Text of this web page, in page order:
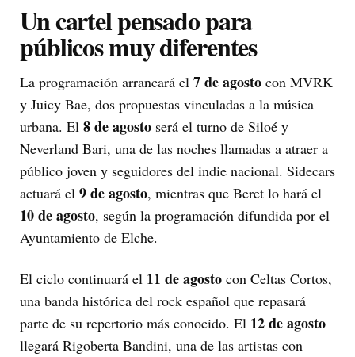
Un cartel pensado para
públicos muy diferentes
La programación arrancará el 7 de agosto con MVRK
y Juicy Bae, dos propuestas vinculadas a la música
urbana. El 8 de agosto será el turno de Siloé y
Neverland Bari, una de las noches llamadas a atraer a
público joven y seguidores del indie nacional. Sidecars
actuará el 9 de agosto, mientras que Beret lo hará el
10 de agosto, según la programación difundida por el
Ayuntamiento de Elche.
El ciclo continuará el 11 de agosto con Celtas Cortos,
una banda histórica del rock español que repasará
parte de su repertorio más conocido. El 12 de agosto
llegará Rigoberta Bandini, una de las artistas con